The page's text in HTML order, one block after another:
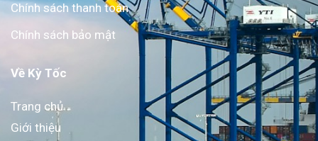
Chính sách thanh toán
Chính sách bảo mật
Về Kỳ Tốc
Trang chủ
Giới thiệu